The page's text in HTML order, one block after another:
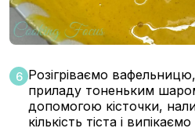
6 Розігріваємо
приладу тоненьким
допомогою кісточки,
кількість тіста і